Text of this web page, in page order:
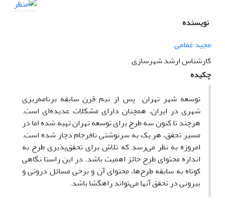
نویسنده
مجید غمامی
کارشناس ارشد شهرسازی
چکیده
توسعه شهر تهران پس از نیم قرن سابقه برنامه‌ریزی
شهری در ایران، همچنان دارای مشکلات عدیده‌ای است.
هرچند تا کنون سه طرح برای توسعه تهران تهیه شده اما در
مسیر تحقق، هر یک به سرنوشتی نافرجام دچار شده است.
امروزه به نظر می‌رسد که تلاش برای تحقق‌پذیری طرح به
اندازه محتوای طرح حائز اهمیت باشد. در این راستا نگاهی
کوتاه به سابقه طرح‌ها، محتوای آن و برخی مسائل درونی و
بیرونی در تحقق آنها می‌تواند راهگشا باشد.